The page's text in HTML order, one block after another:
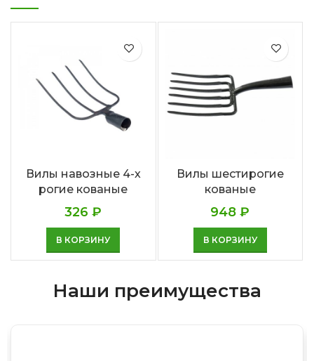
Вилы навозные 4-х
рогие кованые
326₽
В КОРЗИНУ
Вилы шестирогие
кованые
948₽
В КОРЗИНУ
Наши преимущества